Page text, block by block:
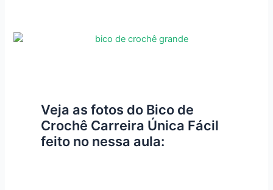
Veja as fotos do Bico de
Crochê Carreira Única Fácil
feito no nessa aula: